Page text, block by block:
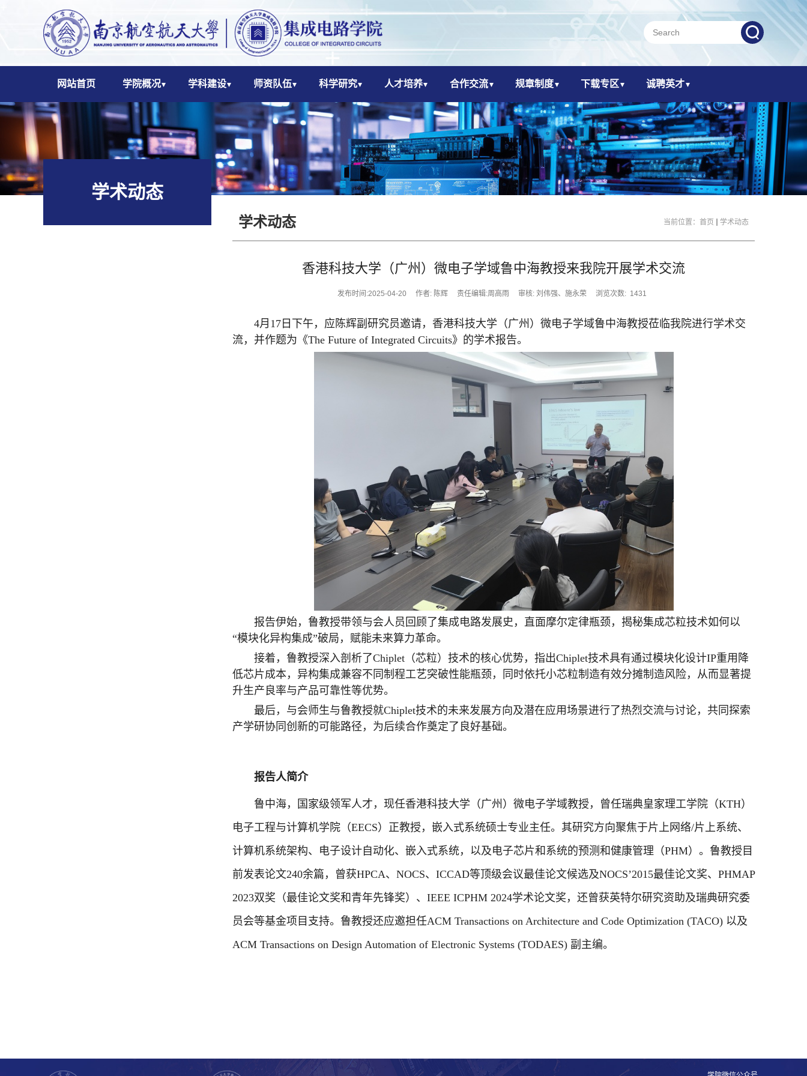
网站首页 学院概况 学科建设 师资队伍 科学研究 人才培养 合作交流 规章制度 下载专区 诚聘英才
学术动态
学术动态 当前位置： 首页 学术动态
香港科技大学（广州）微电子学域鲁中海教授来我院开展学术交流
发布时间:2025-04-20 作者: 陈辉 责任编辑:周高雨 审核: 刘伟强、施永荣 浏览次数: 1431
4月 17 日下午，应陈辉副研究员邀请，香港科技大学（广州）微电子学域鲁中海教授莅临我院进行学术交
流，并作题为《The Future of Integrated Circuits》的学术报告。
报告伊始，鲁教授带领与会人员回顾了集成电路发展史，直面摩尔定律瓶颈，揭秘集成芯粒技术如何以
“模块化异构集成”破局，赋能未来算力革命。
接着，鲁教授深入剖析了Chiplet （芯粒）技术的核心优势，指出Chiplet技术具有通过模块化设计IP重用降
低芯片成本，异构集成兼容不同制程工艺突破性能瓶颈，同时依托小芯粒制造有效分摊制造风险，从而显著提
升生产良率与产品可靠性等优势。
最后，与会师生与鲁教授就Chiplet技术的未来发展方向及潜在应用场景进行了热烈交流与讨论，共同探索
产学研协同创新的可能路径，为后续合作奠定了良好基础。
报告人简介
鲁中海，国家级领军人才，现任香港科技大学（广州）微电子学域教授，曾任瑞典皇家理工学院（KTH）
电子工程与计算机学院（EECS）正教授，嵌入式系统硕士专业主任。其研究方向聚焦于片上网络/片上系统、
计算机系统架构、电子设计自动化、嵌入式系统，以及电子芯片和系统的预测和健康管理（PHM）。鲁教授目
前发表论文240余篇，曾获HPCA、 NOCS、 ICCAD等顶级会议最佳论文候选及NOCS’2015最佳论文奖、 PHMAP
2023双奖（最佳论文奖和青年先锋奖）、 IEEE ICPHM 2024学术论文奖，还曾获英特尔研究资助及瑞典研究委
员会等基金项目支持。鲁教授还应邀担任ACM Transactions on Architecture and Code Optimization (TACO) 以及
ACM Transactions on Design Automation of Electronic Systems (TODAES) 副主编。